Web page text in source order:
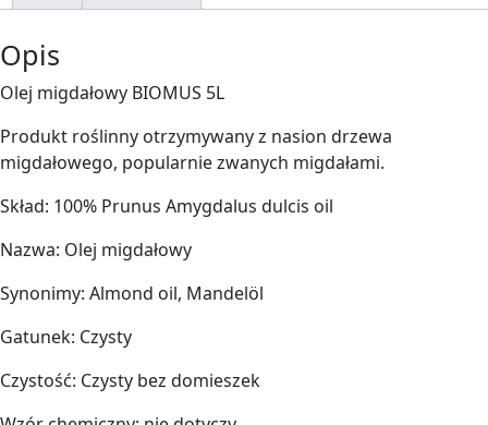
Opis
Olej migdałowy BIOMUS 5L
Produkt roślinny otrzymywany z nasion drzewa
migdałowego, popularnie zwanych migdałami.
Skład: 100% Prunus Amygdalus dulcis oil
Nazwa: Olej migdałowy
Synonimy: Almond oil, Mandelöl
Gatunek: Czysty
Czystość: Czysty bez domieszek